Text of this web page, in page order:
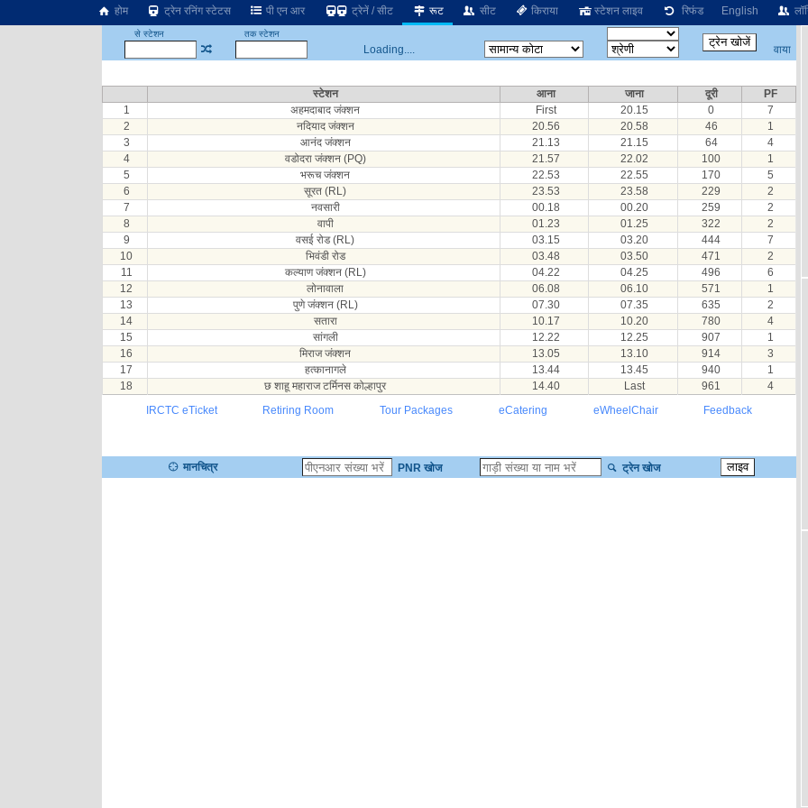
होम ट्रेन रनिंग स्टेटस पी एन आर ट्रेनें / सीट रूट सीट किराया स्टेशन लाइव रिफंड English
से स्टेशन तक स्टेशन
Loading.... वाया
स्टेशन आना जाना दूरी
PF
1
अहमदाबाद जंक्शन First 20.15 0
7
2
नदियाद जंक्शन 20.56 20.58 46
1
3
आनंद जंक्शन 21.13 21.15 64
4
4
वडोदरा जंक्शन (PQ) 21.57 22.02 100
1
5
भरूच जंक्शन 22.53 22.55 170
5
6
सूरत (RL) 23.53 23.58 229
2
7
नवसारी 00.18 00.20 259
2
8
वापी 01.23 01.25 322
2
9
वसई रोड (RL) 03.15 03.20 444
7
10
भिवंडी रोड 03.48 03.50 471
2
11
कल्याण जंक्शन (RL) 04.22 04.25 496
6
12
लोनावाला 06.08 06.10 571
1
13
पुणे जंक्शन (RL) 07.30 07.35 635
2
14
सतारा 10.17 10.20 780
4
15
सांगली 12.22 12.25 907
1
16
मिराज जंक्शन 13.05 13.10 914
3
17
हत्कानागले 13.44 13.45 940
1
18
छ शाहू महाराज टर्मिनस कोल्हापुर 14.40 Last 961
4
IRCTC eTicket
Retiring Room Tour Packages eCatering eWheelChair Feedback
मानचित्र PNR खोज ट्रेन खोज